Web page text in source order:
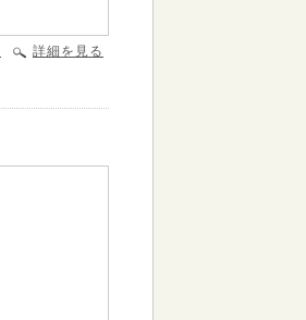
詳細を見る